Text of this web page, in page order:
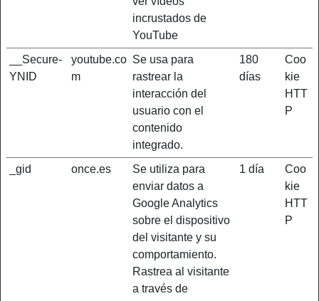
incrustados de
YouTube
__Secure-
YNID
youtube.co
m
Se usa para
rastrear la
interacción del
usuario con el
contenido
integrado.
180
días
Coo
kie
HTT
P
_gid once.es
Se utiliza para
enviar datos a
Google Analytics
sobre el dispositivo
del visitante y su
comportamiento.
Rastrea al visitante
a través de
1 día
Coo
kie
HTT
P